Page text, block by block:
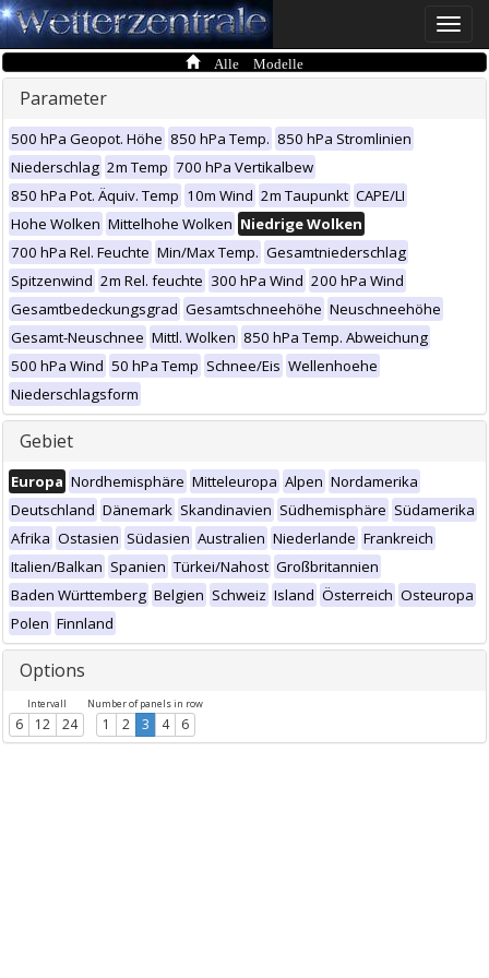
Toggle
Alle Modelle
Parameter
500 hPa Geopot. Höhe 850 hPa Temp. 850 hPa Stromlinien
Niederschlag 2m Temp 700 hPa Vertikalbew
850 hPa Pot. Äquiv. Temp 10m Wind 2m Taupunkt CAPE/LI
Hohe Wolken Mittelhohe Wolken Niedrige Wolken
700 hPa Rel. Feuchte Min/Max Temp. Gesamtniederschlag
Spitzenwind 2m Rel. feuchte 300 hPa Wind 200 hPa Wind
Gesamtbedeckungsgrad Gesamtschneehöhe Neuschneehöhe
Gesamt-Neuschnee Mittl. Wolken 850 hPa Temp. Abweichung
500 hPa Wind 50 hPa Temp Schnee/Eis Wellenhoehe
Niederschlagsform
Gebiet
Europa Nordhemisphäre Mitteleuropa Alpen Nordamerika
Deutschland Dänemark Skandinavien Südhemisphäre Südamerika
Afrika Ostasien Südasien Australien Niederlande Frankreich
Italien/Balkan Spanien Türkei/Nahost Großbritannien
Baden Württemberg Belgien Schweiz Island Österreich Osteuropa
Polen Finnland
Options
Intervall
6 12 24
Number of panels in row
1 2 3 4 6